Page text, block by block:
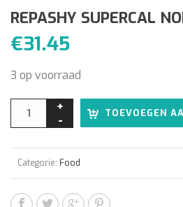
REPASHY SUPERCAL
€31.45
3 op voorraad
TOEVOEGEN
Categorie: Food